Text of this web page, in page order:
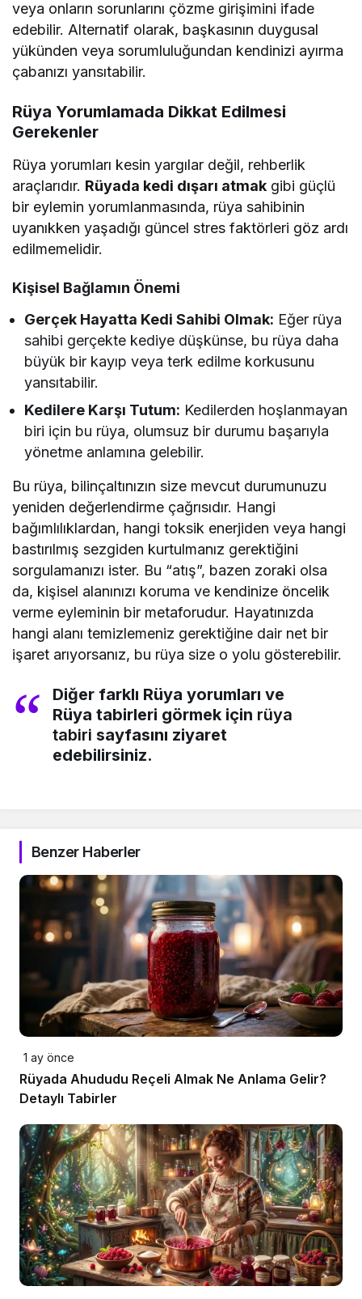
veya onların sorunlarını çözme girişimini ifade
edebilir. Alternatif olarak, başkasının duygusal
yükünden veya sorumluluğundan kendinizi ayırma
çabanızı yansıtabilir.
Rüya Yorumlamada Dikkat Edilmesi
Gerekenler
Rüya yorumları kesin yargılar değil, rehberlik
araçlarıdır. Rüyada kedi dışarı atmak gibi güçlü
bir eylemin yorumlanmasında, rüya sahibinin
uyanıkken yaşadığı güncel stres faktörleri göz ardı
edilmemelidir.
Kişisel Bağlamın Önemi
Gerçek Hayatta Kedi Sahibi Olmak: Eğer rüya
sahibi gerçekte kediye düşkünse, bu rüya daha
büyük bir kayıp veya terk edilme korkusunu
yansıtabilir.
Kedilere Karşı Tutum: Kedilerden hoşlanmayan
biri için bu rüya, olumsuz bir durumu başarıyla
yönetme anlamına gelebilir.
Bu rüya, bilinçaltınızın size mevcut durumunuzu
yeniden değerlendirme çağrısıdır. Hangi
bağımlılıklardan, hangi toksik enerjiden veya hangi
bastırılmış sezgiden kurtulmanız gerektiğini
sorgulamanızı ister. Bu “atış”, bazen zoraki olsa
da, kişisel alanınızı koruma ve kendinize öncelik
verme eyleminin bir metaforudur. Hayatınızda
hangi alanı temizlemeniz gerektiğine dair net bir
işaret arıyorsanız, bu rüya size o yolu gösterebilir.
Diğer farklı Rüya yorumları ve
Rüya tabirleri görmek için rüya
tabiri sayfasını ziyaret
edebilirsiniz.
Benzer Haberler
1 ay önce
Rüyada Ahududu Reçeli Almak Ne Anlama Gelir?
Detaylı Tabirler